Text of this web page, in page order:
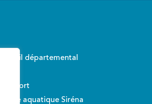
Conseil départemental
Aéroport
Centre aquatique Siréna